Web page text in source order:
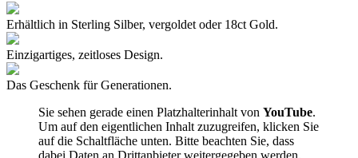
Erhältlich in Sterling Silber, vergoldet oder 18ct Gold.
Einzigartiges, zeitloses Design.
Das Geschenk für Generationen.
Sie sehen gerade einen Platzhalterinhalt von YouTube.
Um auf den eigentlichen Inhalt zuzugreifen, klicken Sie
auf die Schaltfläche unten. Bitte beachten Sie, dass
dabei Daten an Drittanbieter weitergegeben werden.